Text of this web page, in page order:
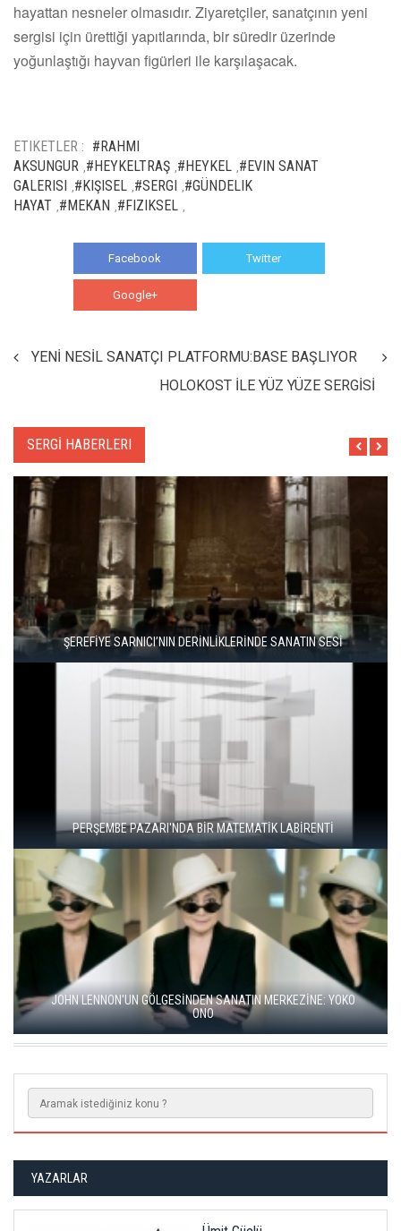
hayattan nesneler olmasıdır. Ziyaretçiler, sanatçının yeni
sergisi için ürettiği yapıtlarında, bir süredir üzerinde
yoğunlaştığı hayvan figürleri ile karşılaşacak.
ETIKETLER : #RAHMI
AKSUNGUR #HEYKELTRAŞ #HEYKEL #EVIN SANAT
GALERISI #KIŞISEL #SERGI #GÜNDELIK
HAYAT #MEKAN #FIZIKSEL
Facebook Twitter
Google+
YENİ NESİL SANATÇI PLATFORMU:BASE BAŞLIYOR
HOLOKOST İLE YÜZ YÜZE SERGİSİ
SERGİ HABERLERI
ARETE, 16 YILLIK SANAT YOLCULUĞUNU USTALARLA KUTLUYOR
"ŞEHRİ BİZ ÖĞRENMİYORUZ, TELEFONUMUZ ÖĞRENİYOR"
BALKANLAR'DAN ALÇITEPE'YE GÖÇÜN HİKAYESİ: "KÖK HALI"
SERGİSİ AÇILDI
YAZARLAR